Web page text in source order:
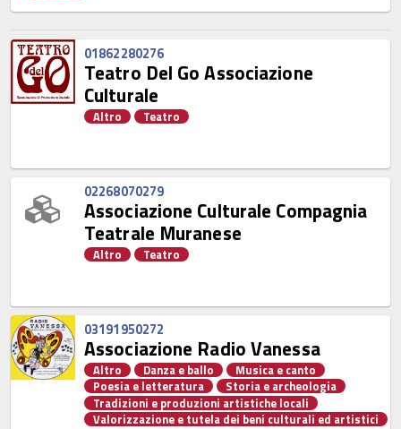
01862280276
Teatro Del Go Associazione
Culturale
Altro Teatro
02268070279
Associazione Culturale Compagnia
Teatrale Muranese
Altro Teatro
03191950272
Associazione Radio Vanessa
Altro Danza e ballo
Musica e canto
Poesia e letteratura
Storia e archeologia
Tradizioni e produzioni artistiche locali
Valorizzazione e tutela dei beni culturali ed artistici